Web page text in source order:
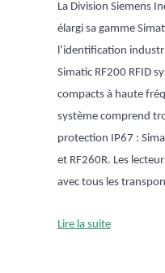
La Division Siemens
élargi sa gamme
l’identification
Simatic RF200 RFID
compacts à haute
système comprend
protection IP67 :
et RF260R. Les
avec tous les
Lire la suite